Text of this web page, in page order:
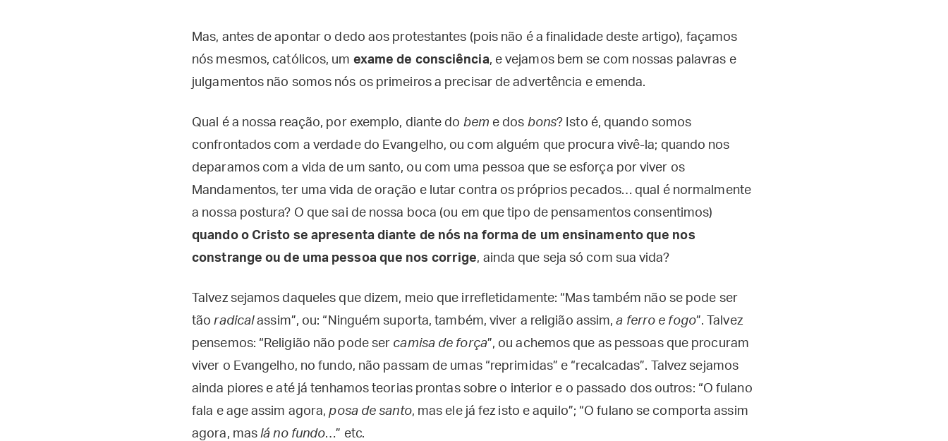
Mas, antes de apontar o dedo aos protestantes (pois não é a finalidade deste artigo), façamos
nós mesmos, católicos, um exame de consciência, e vejamos bem se com nossas palavras e
julgamentos não somos nós os primeiros a precisar de advertência e emenda.
Qual é a nossa reação, por exemplo, diante do bem e dos bons? Isto é, quando somos
confrontados com a verdade do Evangelho, ou com alguém que procura vivê-la; quando nos
deparamos com a vida de um santo, ou com uma pessoa que se esforça por viver os
Mandamentos, ter uma vida de oração e lutar contra os próprios pecados… qual é normalmente
a nossa postura? O que sai de nossa boca (ou em que tipo de pensamentos consentimos)
quando o Cristo se apresenta diante de nós na forma de um ensinamento que nos
constrange ou de uma pessoa que nos corrige, ainda que seja só com sua vida?
Talvez sejamos daqueles que dizem, meio que irrefletidamente: “Mas também não se pode ser
tãoradicalassim”, ou: “Ninguém suporta, também, viver a religião assim,a ferro e fogo”. Talvez
pensemos: “Religião não pode ser camisa de força”, ou achemos que as pessoas que procuram
viver o Evangelho, no fundo, não passam de umas “reprimidas” e “recalcadas”. Talvez sejamos
ainda piores e até já tenhamos teorias prontas sobre o interior e o passado dos outros: “O fulano
fala e age assim agora,posa de santo, mas ele já fez isto e aquilo”; “O fulano se comporta assim
agora, maslá no fundo…” etc.